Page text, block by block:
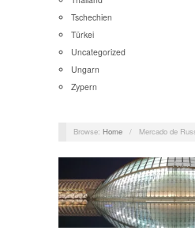
Tschechien
Türkei
Uncategorized
Ungarn
Zypern
Browse: Home / Mercado de